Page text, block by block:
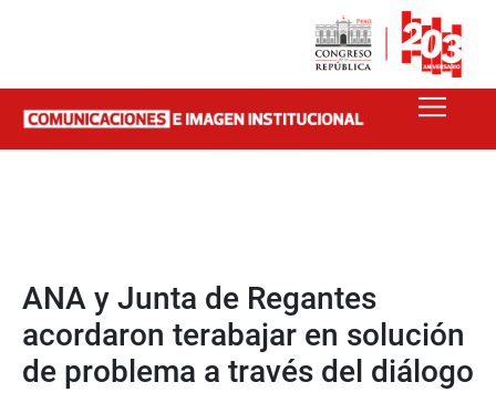
ANA y Junta de Regantes
acordaron terabajar en solución
de problema a través del diálogo